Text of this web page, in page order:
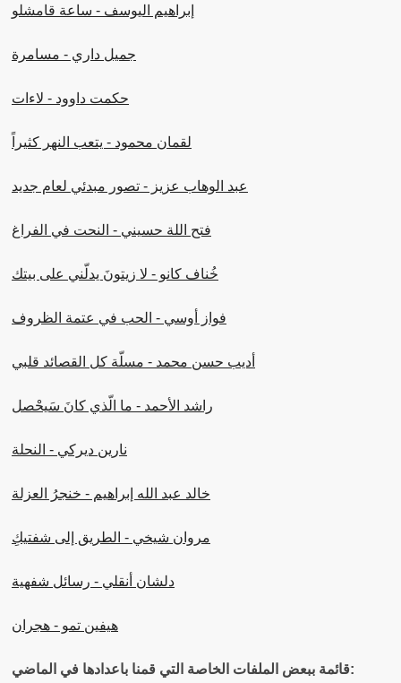
إبراهيم اليوسف - ساعة قامشلو
جميل داري - مسامرة
حكمت داوود - لاءات
لقمان محمود - يتعب النهر كثيراً
عبد الوهاب عزيز - تصور مبدئي لعام جديد
فتح اللة حسيني - النحت في الفراغ
خُناف كانو - لا زيتونَ يدلّني على بيتك
فواز أوسي - الحب في عتمة الظروف
أديب حسن محمد - مسلّة كل القصائد قلبي
راشد الأحمد - ما الّذي كانَ سَيحْصل
نارين ديركي - النحلة
خالد عبد الله إبراهيم - خنجرُ العزلة
مروان شيخي - الطريق إلى شفتيكِ
دلشان أنقلي - رسائل شفهية
هيفين تمو - هجران
قائمة ببعض الملفات الخاصة التي قمنا باعدادها في الماضي: